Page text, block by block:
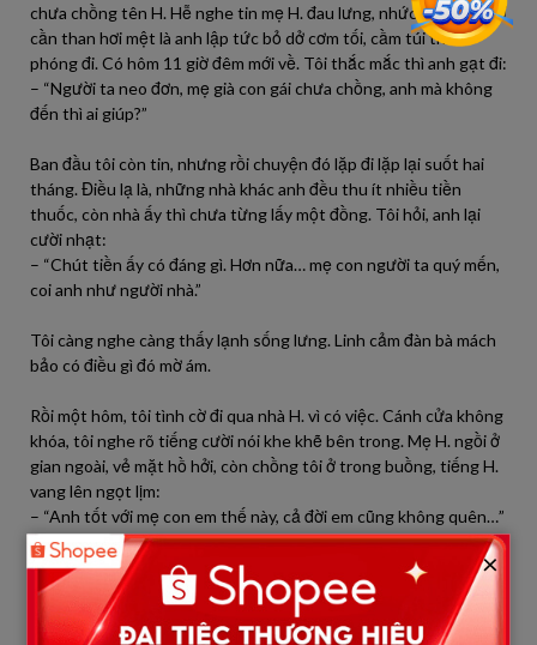
chưa chồng tên H. Hễ nghe tin mẹ H. đau lưng, nhức mỏi, hay chỉ
cần than hơi mệt là anh lập tức bỏ dở cơm tối, cầm túi thuốc
phóng đi. Có hôm 11 giờ đêm mới về. Tôi thắc mắc thì anh gạt đi:
– “Người ta neo đơn, mẹ già con gái chưa chồng, anh mà không
đến thì ai giúp?”
Ban đầu tôi còn tin, nhưng rồi chuyện đó lặp đi lặp lại suốt hai
tháng. Điều lạ là, những nhà khác anh đều thu ít nhiều tiền
thuốc, còn nhà ấy thì chưa từng lấy một đồng. Tôi hỏi, anh lại
cười nhạt:
– “Chút tiền ấy có đáng gì. Hơn nữa… mẹ con người ta quý mến,
coi anh như người nhà.”
Tôi càng nghe càng thấy lạnh sống lưng. Linh cảm đàn bà mách
bảo có điều gì đó mờ ám.
Rồi một hôm, tôi tình cờ đi qua nhà H. vì có việc. Cánh cửa không
khóa, tôi nghe rõ tiếng cười nói khe khẽ bên trong. Mẹ H. ngồi ở
gian ngoài, vẻ mặt hồ hởi, còn chồng tôi ở trong buồng, tiếng H.
vang lên ngọt lịm:
– “Anh tốt với mẹ con em thế này, cả đời em cũng không quên…”
Tôi chết lặng, toàn thân run lên. Chưa kịp định thần thì mẹ H.
bước ra, nhìn thấy tôi liền thoáng giật mình, rồi vội cười gượng:
– “Ôi, vợ bác sĩ đến à? Con vào chơi, bác sĩ đang… khám cho H.
×